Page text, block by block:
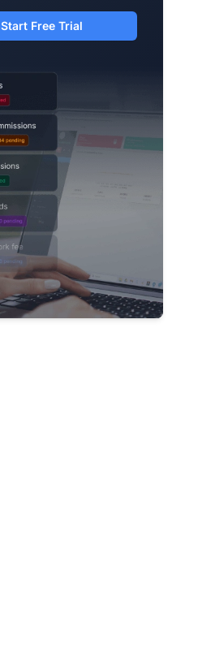
Start Free Trial